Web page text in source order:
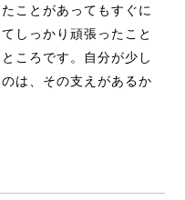
ことがあってもすぐに
しっかり頑張ったこと
ころです。自分が少し
は、その支えがあるか